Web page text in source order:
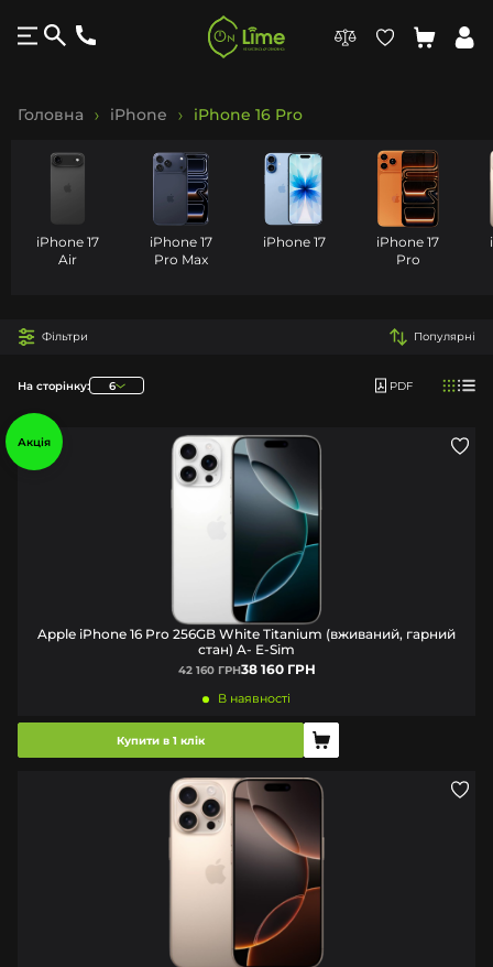
iPhone 17
Air
iPhone 17
Pro Max
iPhone 17
iPhone 17
Pro
Головна iPhone iPhone 16 Pro
На сторінку: 6 PDF
Фільтри Популярні
Акція
Apple iPhone 16 Pro 256GB White Titanium (вживаний, гарний
стан) A- E-Sim
42 160 ГРН38 160 ГРН
В наявності
Купити в 1 клік